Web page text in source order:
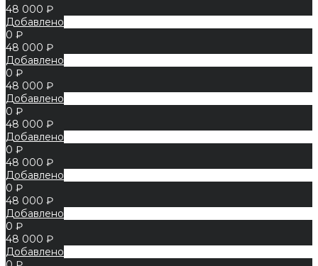
48 000 ₽
Добавлено
0 ₽
48 000 ₽
Добавлено
0 ₽
48 000 ₽
Добавлено
0 ₽
48 000 ₽
Добавлено
0 ₽
48 000 ₽
Добавлено
0 ₽
48 000 ₽
Добавлено
0 ₽
48 000 ₽
Добавлено